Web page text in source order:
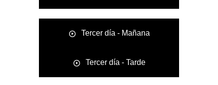
Tercer día - Mañana
Tercer día - Tarde